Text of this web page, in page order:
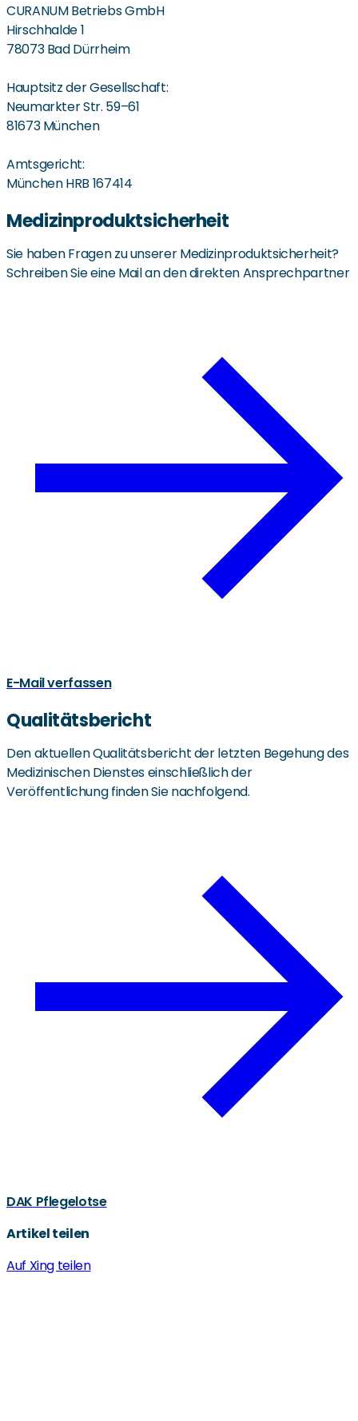
CURANUM Betriebs GmbH
Hirschhalde 1
78073 Bad Dürrheim
Hauptsitz der Gesellschaft:
Neumarkter Str. 59–61
81673 München
Amtsgericht:
München HRB 167414
Medizinproduktsicherheit
Sie haben Fragen zu unserer Medizinproduktsicherheit?
Schreiben Sie eine Mail an den direkten Ansprechpartner
E-Mail verfassen
Qualitätsbericht
Den aktuellen Qualitätsbericht der letzten Begehung des
Medizinischen Dienstes einschließlich der
Veröffentlichung finden Sie nachfolgend.
DAK Pflegelotse
Artikel teilen
Auf Xing teilen